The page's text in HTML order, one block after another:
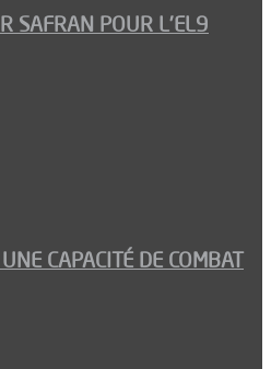
SAFRAN POUR L’EL9
CAPACITÉ DE COMBAT